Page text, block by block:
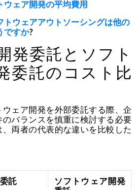
ウェア開発の平均費用
トウェアアウトソーシングは他の
ですか?
発委託とソフト
委託のコスト比
ェア開発を外部委託する際、企
バランスを慎重に検討する必要
両者の代表的な違いを比較した
託
ソフトウェア開発